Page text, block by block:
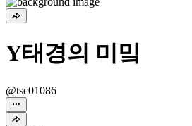
Y태경의 미밐
@tsc01086